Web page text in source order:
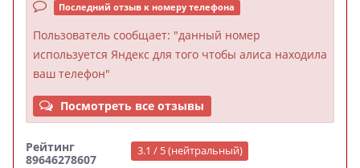
Последний отзыв к номеру телефона
Пользователь сообщает: "данный номер
используется Яндекс для того чтобы алиса находила
ваш телефон"
Посмотреть все отзывы
Рейтинг
89646278607
3.1 / 5 (нейтральный)